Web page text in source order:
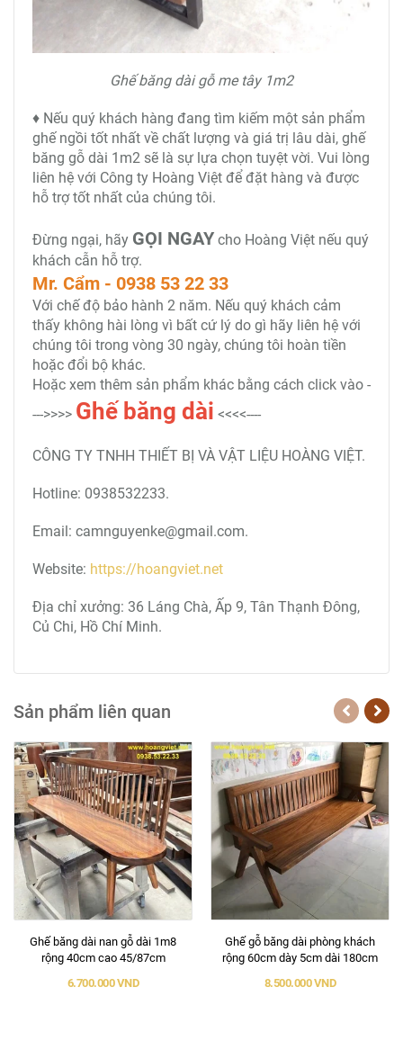
Ghế băng dài gỗ me tây 1m2
♦ Nếu quý khách hàng đang tìm kiếm một sản phẩm
ghế ngồi tốt nhất về chất lượng và giá trị lâu dài, ghế
băng gỗ dài 1m2 sẽ là sự lựa chọn tuyệt vời. Vui lòng
liên hệ với Công ty Hoàng Việt để đặt hàng và được
hỗ trợ tốt nhất của chúng tôi.
Đừng ngại, hãy GỌI NGAY cho Hoàng Việt nếu quý
khách cẫn hỗ trợ.
Mr. Cẩm - 0938 53 22 33
Với chế độ bảo hành 2 năm. Nếu quý khách cảm
thấy không hài lòng vì bất cứ lý do gì hãy liên hệ với
chúng tôi trong vòng 30 ngày, chúng tôi hoàn tiền
hoặc đổi bộ khác.
Hoặc xem thêm sản phẩm khác bằng cách click vào -
--->>>> Ghế băng dài <<<<----
CÔNG TY TNHH THIẾT BỊ VÀ VẬT LIỆU HOÀNG VIỆT.
Hotline: 0938532233.
Email: camnguyenke@gmail.com.
Website: https://hoangviet.net
Địa chỉ xưởng: 36 Láng Chà, Ấp 9, Tân Thạnh Đông,
Củ Chi, Hồ Chí Minh.
Sản phẩm liên quan
Ghế băng dài nan gỗ dài 1m8
rộng 40cm cao 45/87cm
6.700.000 VND
Ghế gỗ băng dài phòng khách
rộng 60cm dày 5cm dài 180cm
8.500.000 VND